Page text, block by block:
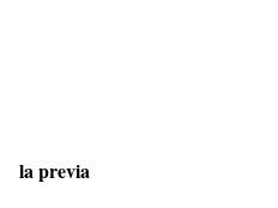
la previa